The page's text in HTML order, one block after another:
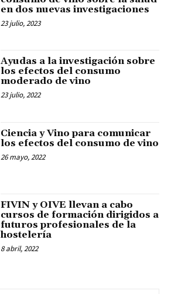
en dos nuevas investigaciones
23 julio, 2023
Ayudas a la investigación sobre
los efectos del consumo
moderado de vino
23 julio, 2022
Ciencia y Vino para comunicar
los efectos del consumo de vino
26 mayo, 2022
FIVIN y OIVE llevan a cabo
cursos de formación dirigidos a
futuros profesionales de la
hostelería
8 abril, 2022